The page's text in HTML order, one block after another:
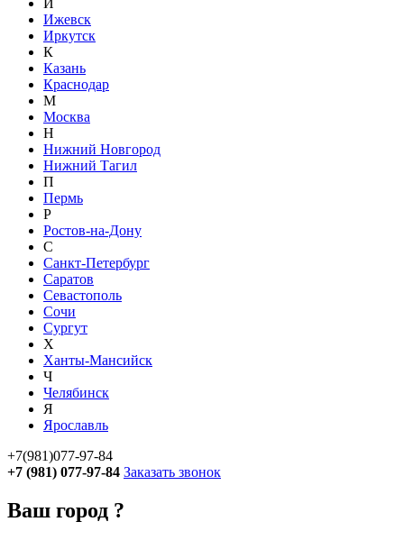
И
Ижевск
Иркутск
К
Казань
Краснодар
М
Москва
Н
Нижний Новгород
Нижний Тагил
П
Пермь
Р
Ростов-на-Дону
С
Санкт-Петербург
Саратов
Севастополь
Сочи
Сургут
Х
Ханты-Мансийск
Ч
Челябинск
Я
Ярославль
+7(981)077-97-84
+7 (981) 077-97-84 Заказать звонок
Ваш город ?